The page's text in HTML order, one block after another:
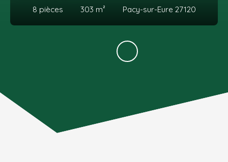
8 pièces 303 m² Pacy-sur-Eure 27120